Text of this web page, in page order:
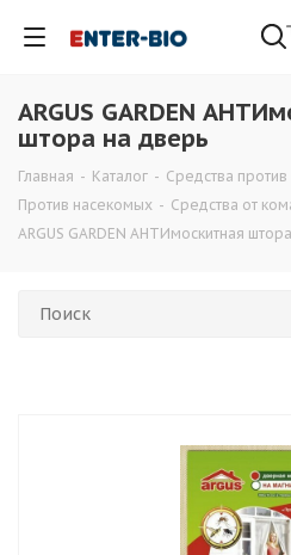
ARGUS GARDEN
штора на дверь
Главная - Каталог - Средства
Против насекомых - Средства от
ARGUS GARDEN АНТИмоскитная